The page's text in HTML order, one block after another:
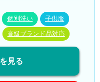
個別洗い 子供服
高級ブランド品対応
見る